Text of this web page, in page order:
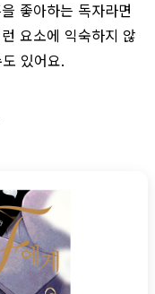
좋아하는 독자라면
요소에 익숙하지 않
있어요.